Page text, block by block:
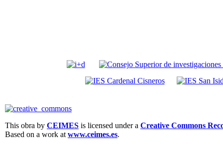
This obra by CEIMES is licensed under a Creative Commons
Based on a work at www.ceimes.es.